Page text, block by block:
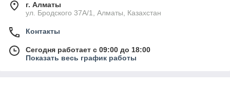
г. Алматы
ул. Бродского 37А/1, Алматы, Казахстан
Контакты
Сегодня работает с 09:00 до 18:00
Показать весь график работы